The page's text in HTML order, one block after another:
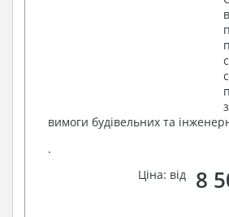
вимоги будівельних та
.
Ціна: від
8